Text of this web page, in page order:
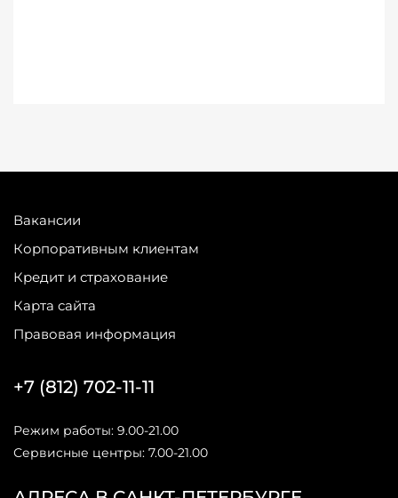
Вакансии
Корпоративным клиентам
Кредит и страхование
Карта сайта
Правовая информация
+7 (812) 702-11-11
Режим работы: 9.00-21.00
Сервисные центры: 7.00-21.00